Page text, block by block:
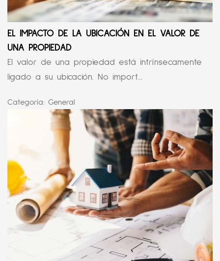
EL IMPACTO DE LA UBICACIÓN EN EL VALOR DE
UNA PROPIEDAD
El valor de una propiedad está intrínsecamente
ligado a su ubicación. No import...
Categoría: General